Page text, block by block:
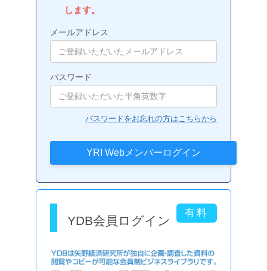
します。
メールアドレス
パスワード
パスワードをお忘れの方はこちらから
YDB会員ログイン